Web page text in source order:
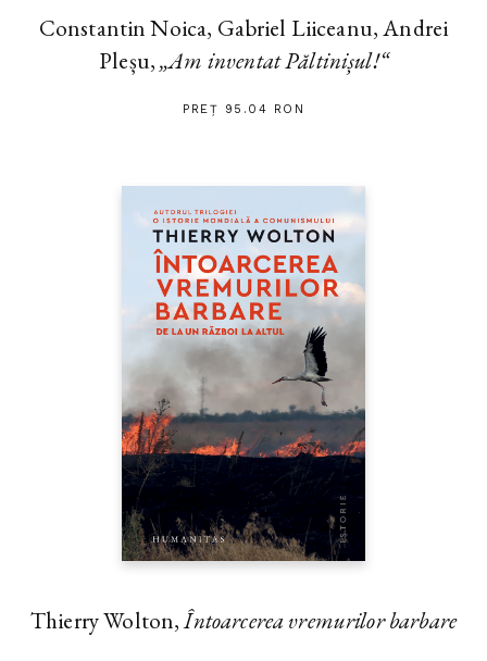
Constantin Noica, Gabriel Liiceanu, Andrei
Pleșu,„Am inventat Păltinișul!“
PREȚ 95.04 RON
Thierry Wolton,Întoarcerea vremurilor barbare